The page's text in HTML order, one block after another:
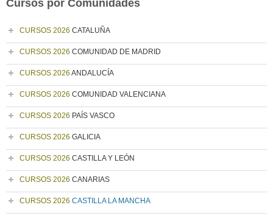
Cursos por Comunidades
CURSOS 2026 CATALUÑA
CURSOS 2026 COMUNIDAD DE MADRID
CURSOS 2026 ANDALUCÍA
CURSOS 2026 COMUNIDAD VALENCIANA
CURSOS 2026 PAÍS VASCO
CURSOS 2026 GALICIA
CURSOS 2026 CASTILLA Y LEÓN
CURSOS 2026 CANARIAS
CURSOS 2026 CASTILLA LA MANCHA